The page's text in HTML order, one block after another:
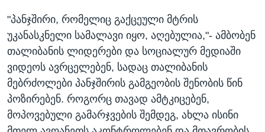
"პანჯშირი, რომელიც გაქცეული მტრის
უკანასკნელი სამალავი იყო, აღებულია,"- ამბობენ
თალიბანის ლიდერები და სოციალურ მედიაში
ვიდეოს ავრცელებენ, სადაც თალიბანის
მებრძოლები პანჯშირის გამგეობის შენობის წინ
პოზირებენ. როგორც თავად ამტკიცებენ,
მოპოვებული გამარჯვების შემდეგ, ახლა ისინი